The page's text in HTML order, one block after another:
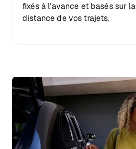
fixés à l’avance et basés sur la
distance de vos trajets.